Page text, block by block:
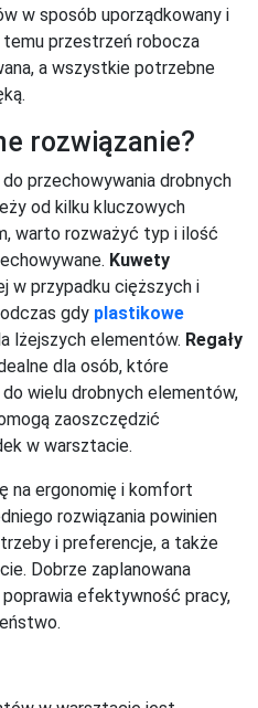
w sposób uporządkowany i
temu przestrzeń robocza
a wszystkie potrzebne
rozwiązanie?
przechowywania drobnych
od kilku kluczowych
warto rozważyć typ i ilość
Kuwety
w przypadku cięższych i
gdy plastikowe
lżejszych elementów. Regały
dla osób, które
wielu drobnych elementów,
zaoszczędzić
w warsztacie.
na ergonomię i komfort
rozwiązania powinien
i preferencje, a także
Dobrze zaplanowana
efektywność pracy,